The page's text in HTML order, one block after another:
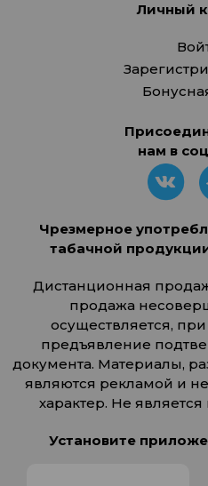
Личный
нам в
Чрезмерное
табачной
Дистанционная
продажа
осуществляется,
предъявление
документа. Материалы,
являются рекламой и
характер. Не
Установите